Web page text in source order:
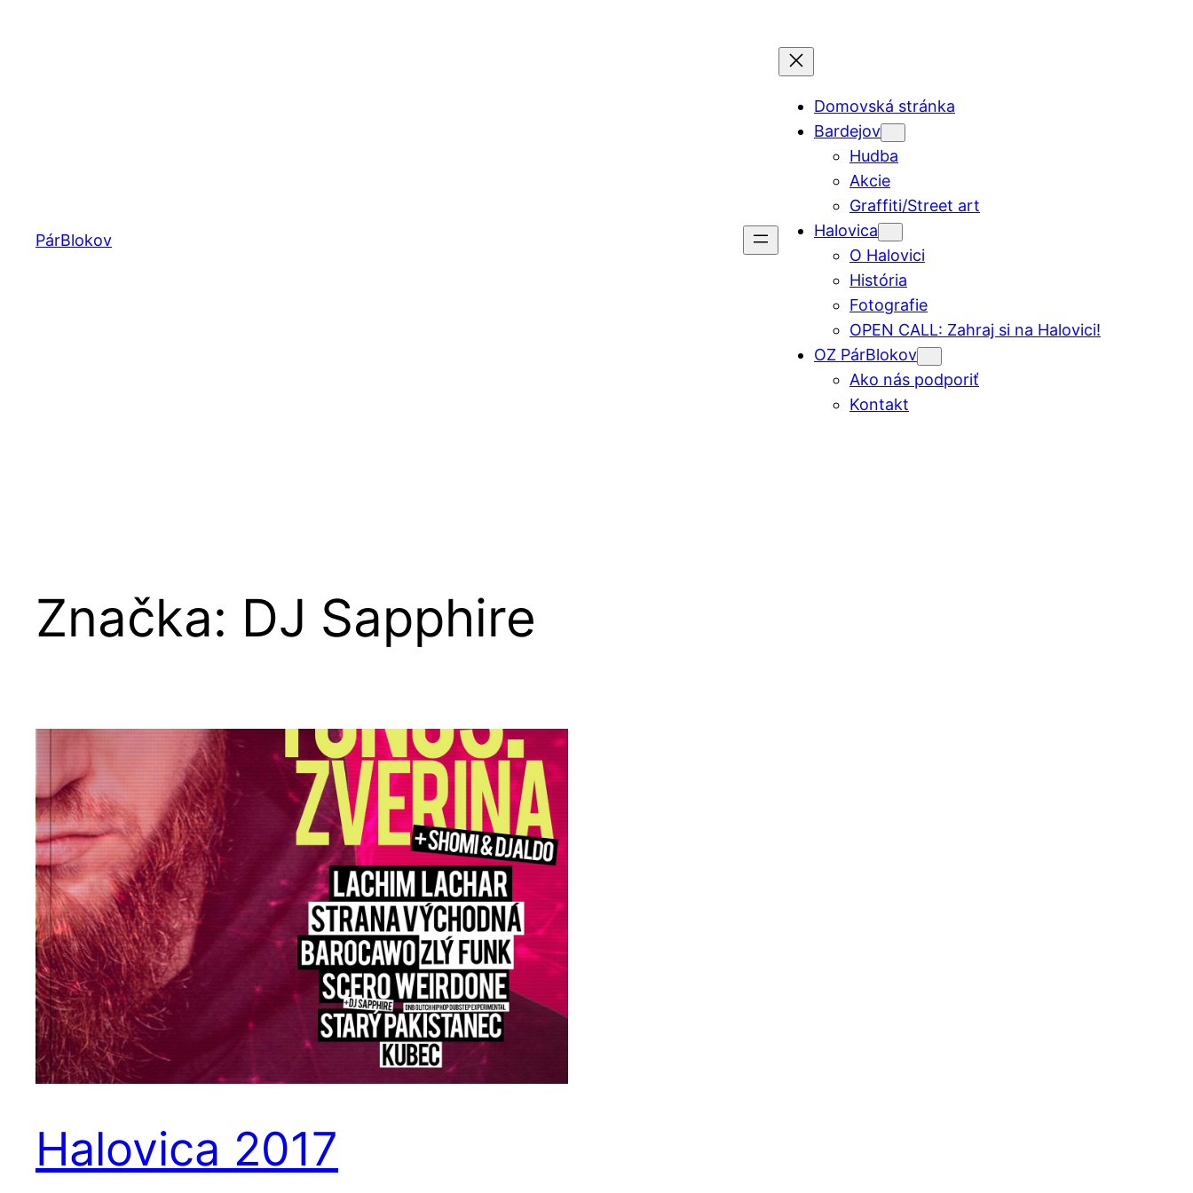
PárBlokov
Domovská stránka
Bardejov
Hudba
Akcie
Graffiti/Street art
Halovica
O Halovici
História
Fotografie
OPEN CALL: Zahraj si na Halovici!
OZ PárBlokov
Ako nás podporiť
Kontakt
Značka: DJ Sapphire
Halovica 2017